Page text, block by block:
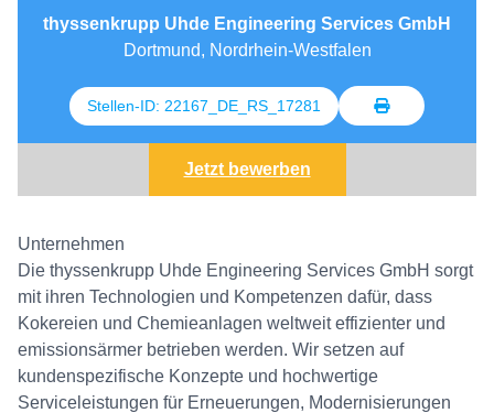
thyssenkrupp Uhde Engineering Services GmbH
Dortmund, Nordrhein-Westfalen
Stellen-ID: 22167_DE_RS_17281
Jetzt bewerben
Unternehmen
Die thyssenkrupp Uhde Engineering Services GmbH sorgt
mit ihren Technologien und Kompetenzen dafür, dass
Kokereien und Chemieanlagen weltweit effizienter und
emissionsärmer betrieben werden. Wir setzen auf
kundenspezifische Konzepte und hochwertige
Serviceleistungen für Erneuerungen, Modernisierungen